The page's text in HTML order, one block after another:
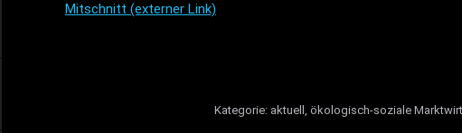
Mitschnitt (externer Link)
Kategorie: aktuell , ökologisch-soziale